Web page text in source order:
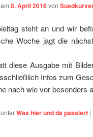
8. April 2016von
steht an und wir
Woche jagt die
diese Ausgabe mit
Infos zum
nach wie vor besonders
Was hier und da passiert |